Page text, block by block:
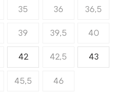
35 36 36,5
39 39,5 40
42 42,5 43
45,5 46